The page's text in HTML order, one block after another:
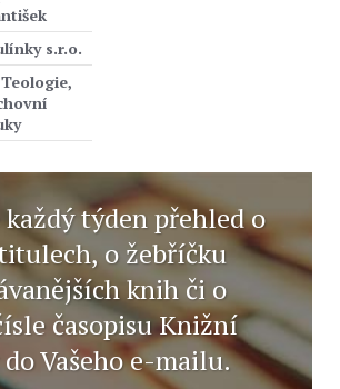
s.r.o.
týden přehled o
o žebříčku
knih či o
časopisu Knižní
Vašeho e-mailu.